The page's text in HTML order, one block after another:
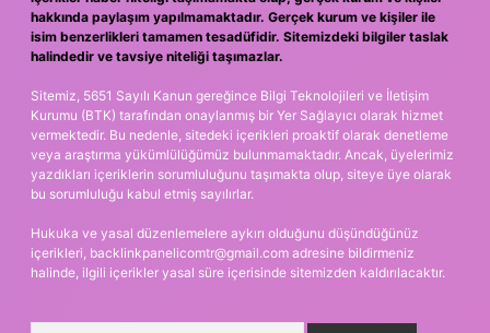
hakkında paylaşım yapılmamaktadır. Gerçek kurum ve kişiler ile
isim benzerlikleri tamamen tesadüfidir. Sitemizdeki bilgiler taslak
halindedir ve tavsiye niteliği taşımazlar.
Sitemiz, 5651 Sayılı Kanun gereğince Bilgi Teknolojileri ve İletişim
Kurumu (BTK) tarafından onaylanmış bir Yer Sağlayıcı olarak hizmet
vermektedir. Bu nedenle, sitedeki içerikleri proaktif olarak denetleme
veya araştırma yükümlülüğümüz bulunmamaktadır. Ancak, üyelerimiz
yazdıkları içeriklerin sorumluluğunu taşımakta olup, siteye üye olarak
bu sorumluluğu kabul etmiş sayılırlar.
Hukuka ve yasal düzenlemelere aykırı olduğunu düşündüğünüz
içerikleri, backlinkpanelicomtr@gmail.com adresine bildirmeniz
halinde, ilgili içerikler yasal süre içerisinde sitemizden kaldırılacaktır.